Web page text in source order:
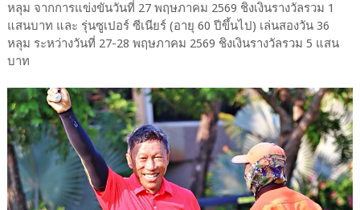
หลุม จากการแข่งขันวันที่ 27 พฤษภาคม 2569 ชิงเงินรางวัลรวม 1
แสนบาท และ รุ่นซูเปอร์ ซีเนียร์ (อายุ 60 ปีขึ้นไป) เล่นสองวัน 36
หลุม ระหว่างวันที่ 27-28 พฤษภาคม 2569 ชิงเงินรางวัลรวม 5 แสน
บาท